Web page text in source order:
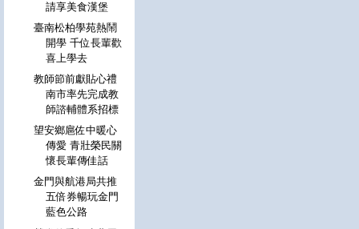
請享美食漢堡
臺南松柏學苑熱鬧
開學 千位長輩歡
喜上學去
教師節前獻貼心禮
南市率先完成教
師諮輔體系招標
望安鄉扈佐中暖心
傳愛 青壯榮民關
懷長輩傳佳話
金門與航港局共推
五倍券暢玩金門
藍色公路